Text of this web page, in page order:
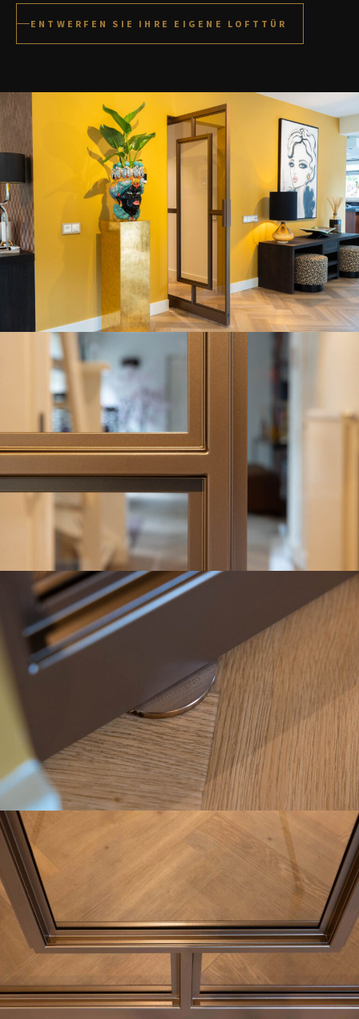
ENTWERFEN SIE IHRE EIGENE LOFTTÜR